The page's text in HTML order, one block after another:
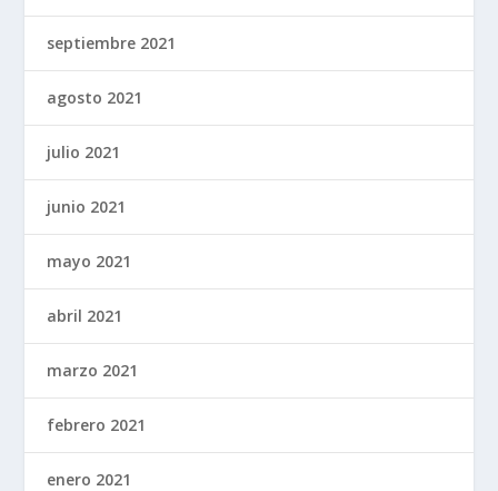
septiembre 2021
agosto 2021
julio 2021
junio 2021
mayo 2021
abril 2021
marzo 2021
febrero 2021
enero 2021